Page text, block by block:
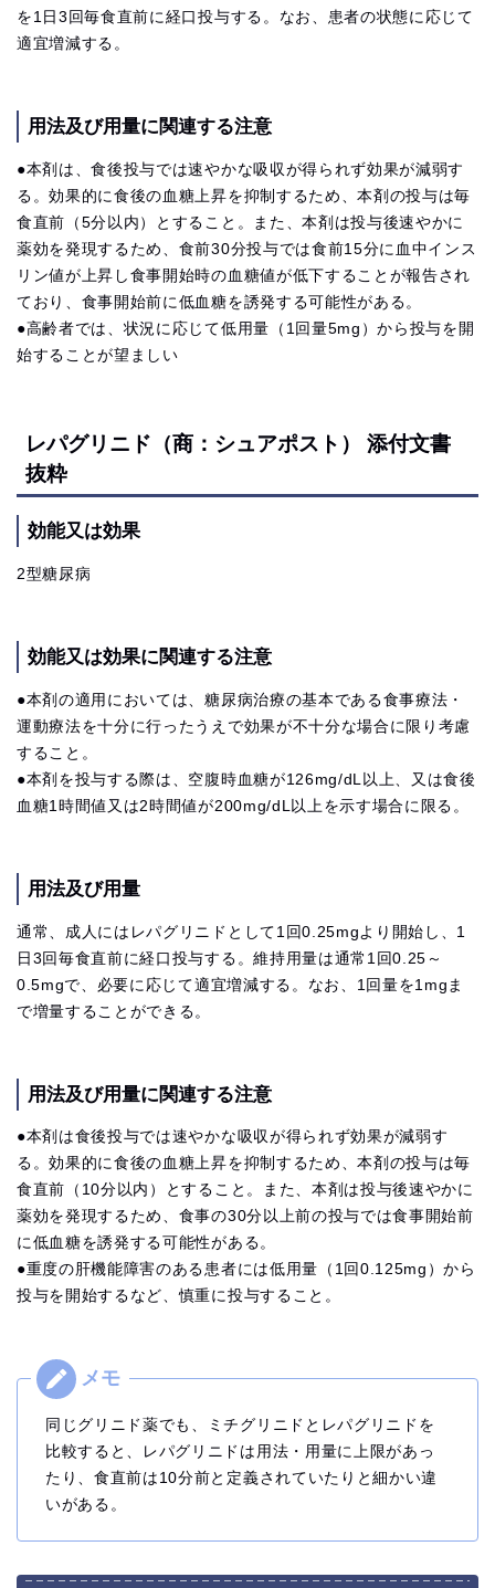
を1日3回毎食直前に経口投与する。なお、患者の状態に応じて
適宜増減する。
用法及び用量に関連する注意
●本剤は、食後投与では速やかな吸収が得られず効果が減弱す
る。効果的に食後の血糖上昇を抑制するため、本剤の投与は毎
食直前（5分以内）とすること。また、本剤は投与後速やかに
薬効を発現するため、食前30分投与では食前15分に血中インス
リン値が上昇し食事開始時の血糖値が低下することが報告され
ており、食事開始前に低血糖を誘発する可能性がある。
●高齢者では、状況に応じて低用量（1回量5mg）から投与を開
始することが望ましい
レパグリニド（商：シュアポスト） 添付文書
抜粋
効能又は効果
2型糖尿病
効能又は効果に関連する注意
●本剤の適用においては、糖尿病治療の基本である食事療法・
運動療法を十分に行ったうえで効果が不十分な場合に限り考慮
すること。
●本剤を投与する際は、空腹時血糖が126mg/dL以上、又は食後
血糖1時間値又は2時間値が200mg/dL以上を示す場合に限る。
用法及び用量
通常、成人にはレパグリニドとして1回0.25mgより開始し、1
日3回毎食直前に経口投与する。維持用量は通常1回0.25～
0.5mgで、必要に応じて適宜増減する。なお、1回量を1mgま
で増量することができる。
用法及び用量に関連する注意
●本剤は食後投与では速やかな吸収が得られず効果が減弱す
る。効果的に食後の血糖上昇を抑制するため、本剤の投与は毎
食直前（10分以内）とすること。また、本剤は投与後速やかに
薬効を発現するため、食事の30分以上前の投与では食事開始前
に低血糖を誘発する可能性がある。
●重度の肝機能障害のある患者には低用量（1回0.125mg）から
投与を開始するなど、慎重に投与すること。
同じグリニド薬でも、ミチグリニドとレパグリニドを
比較すると、レパグリニドは用法・用量に上限があっ
たり、食直前は10分前と定義されていたりと細かい違
いがある。